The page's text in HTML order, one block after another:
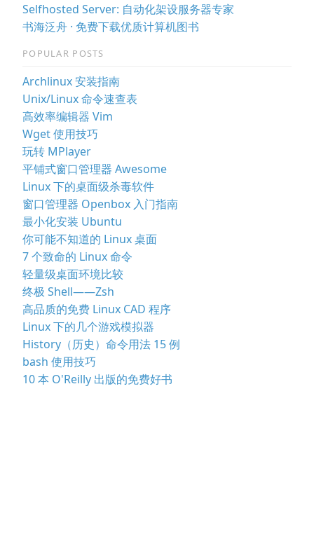
Selfhosted Server: 自动化架设服务器专家
书海泛舟 · 免费下载优质计算机图书
POPULAR POSTS
Archlinux 安装指南
Unix/Linux 命令速查表
高效率编辑器 Vim
Wget 使用技巧
玩转 MPlayer
平铺式窗口管理器 Awesome
Linux 下的桌面级杀毒软件
窗口管理器 Openbox 入门指南
最小化安装 Ubuntu
你可能不知道的 Linux 桌面
7 个致命的 Linux 命令
轻量级桌面环境比较
终极 Shell——Zsh
高品质的免费 Linux CAD 程序
Linux 下的几个游戏模拟器
History（历史）命令用法 15 例
bash 使用技巧
10 本 O'Reilly 出版的免费好书